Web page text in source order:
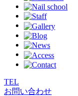
TEL
お問い合わせ